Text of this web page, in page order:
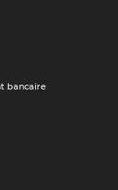
bancaire